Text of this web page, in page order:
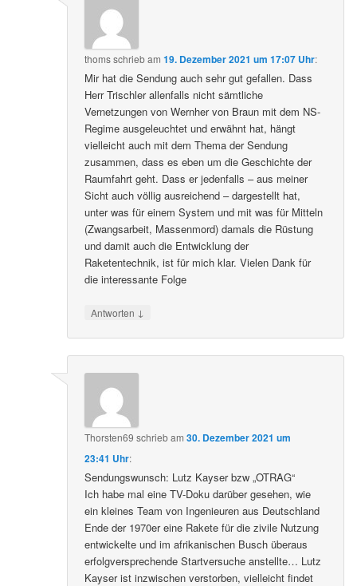
thomsschriebam19. Dezember 2021 um 17:07 Uhr:
Mir hat die Sendung auch sehr gut gefallen. Dass
Herr Trischler allenfalls nicht sämtliche
Vernetzungen von Wernher von Braun mit dem NS-
Regime ausgeleuchtet und erwähnt hat, hängt
vielleicht auch mit dem Thema der Sendung
zusammen, dass es eben um die Geschichte der
Raumfahrt geht. Dass er jedenfalls – aus meiner
Sicht auch völlig ausreichend – dargestellt hat,
unter was für einem System und mit was für Mitteln
(Zwangsarbeit, Massenmord) damals die Rüstung
und damit auch die Entwicklung der
Raketentechnik, ist für mich klar. Vielen Dank für
die interessante Folge
Antworten ↓
Thorsten69 schriebam30. Dezember 2021 um
23:41 Uhr:
Sendungswunsch: Lutz Kayser bzw „OTRAG“
Ich habe mal eine TV-Doku darüber gesehen, wie
ein kleines Team von Ingenieuren aus Deutschland
Ende der 1970er eine Rakete für die zivile Nutzung
entwickelte und im afrikanischen Busch überaus
erfolgversprechende Startversuche anstellte… Lutz
Kayser ist inzwischen verstorben, vielleicht findet